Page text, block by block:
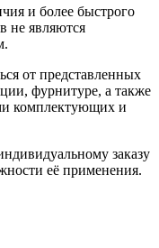
и более быстрого
не являются
от представленных
фурнитуре, а также
комплектующих и
заказу
её применения.